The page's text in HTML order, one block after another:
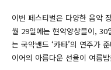
이번 페스티벌은 다양한 음악
월 29일에는 현악앙상블이,
는 국악밴드 ‘카타’의 연주가
이어의 아름다운 선율이 여름